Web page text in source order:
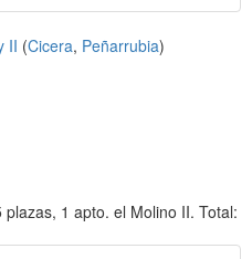
II (Cicera, Peñarrubia)
1 apto. el Molino II. Total: